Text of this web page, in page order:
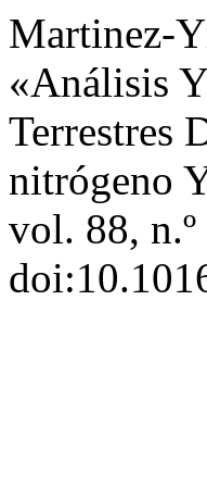
Martinez-
«Análisis
Terrestres
nitrógeno
vol. 88,